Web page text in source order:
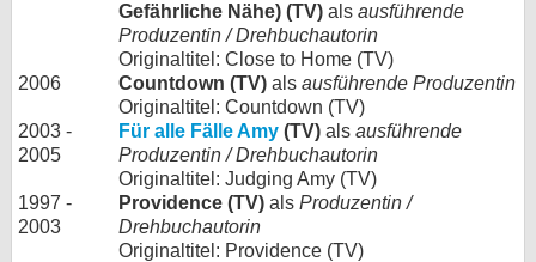
Gefährliche Nähe) (TV) als ausführende
Produzentin / Drehbuchautorin
Originaltitel: Close to Home (TV)
2006
Countdown (TV) als ausführende Produzentin
Originaltitel: Countdown (TV)
2003 -
2005
Für alle Fälle Amy (TV) als ausführende
Produzentin / Drehbuchautorin
Originaltitel: Judging Amy (TV)
1997 -
2003
Providence (TV) als Produzentin /
Drehbuchautorin
Originaltitel: Providence (TV)